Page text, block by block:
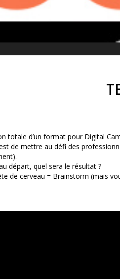
totale d’un format pour Digital
est de mettre au défi des
départ, quel sera le résultat ?
de cerveau = Brainstorm (mais